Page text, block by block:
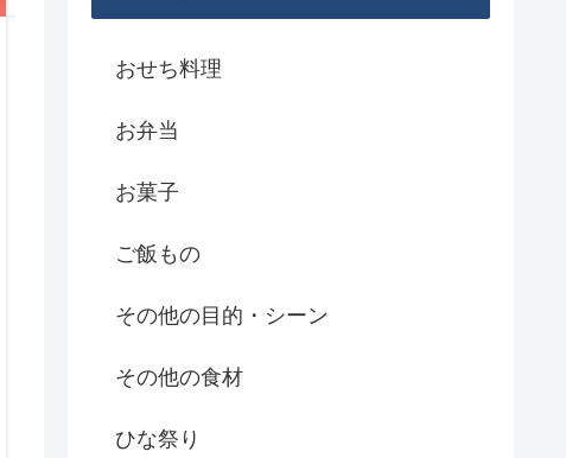
おせち料理
お弁当
お菓子
ご飯もの
その他の目的・シーン
その他の食材
ひな祭り